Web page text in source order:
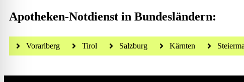
Apotheken-Notdienst in Bundesländern:
Vorarlberg Tirol Salzburg Kärnten